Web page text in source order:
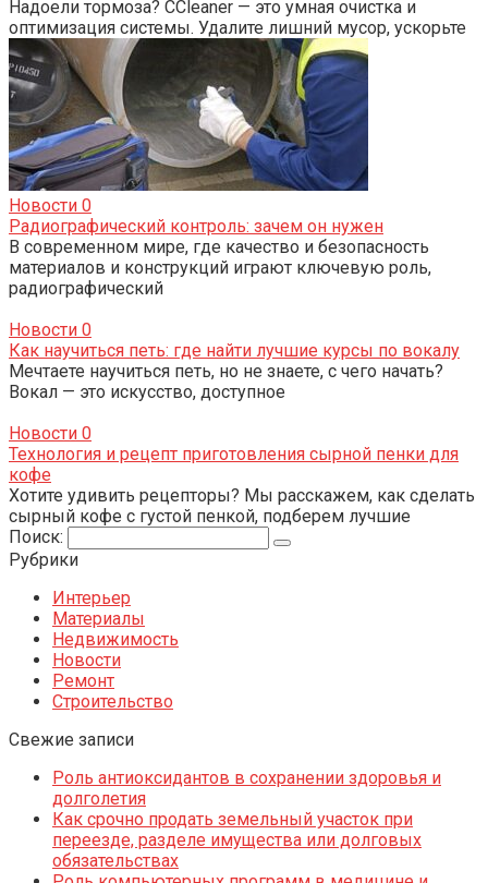
Надоели тормоза? CCleaner — это умная очистка и
оптимизация системы. Удалите лишний мусор, ускорьте
Новости 0
Радиографический контроль: зачем он нужен
В современном мире, где качество и безопасность
материалов и конструкций играют ключевую роль,
радиографический
Новости 0
Как научиться петь: где найти лучшие курсы по вокалу
Мечтаете научиться петь, но не знаете, с чего начать?
Вокал — это искусство, доступное
Новости 0
Технология и рецепт приготовления сырной пенки для
кофе
Хотите удивить рецепторы? Мы расскажем, как сделать
сырный кофе с густой пенкой, подберем лучшие
Поиск:
Рубрики
Интерьер
Материалы
Недвижимость
Новости
Ремонт
Строительство
Свежие записи
Роль антиоксидантов в сохранении здоровья и
долголетия
Как срочно продать земельный участок при
переезде, разделе имущества или долговых
обязательствах